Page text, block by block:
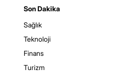
Son Dakika
Sağlık
Teknoloji
Finans
Turizm